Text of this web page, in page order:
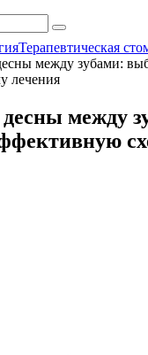
Терапевтическая
между зубами:
лечения
между